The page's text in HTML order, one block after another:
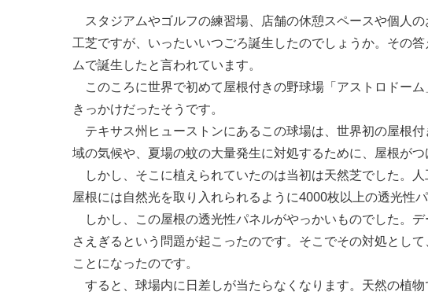
スタジアムやゴルフの練習場、店舗の休憩スペースや個人
工芝ですが、いったいいつごろ誕生したのでしょうか。その
ムで誕生したと言われています。
このころに世界で初めて屋根付きの野球場「アストロドー
きっかけだったそうです。
テキサス州ヒューストンにあるこの球場は、世界初の屋根
域の気候や、夏場の蚊の大量発生に対処するために、屋根がつ
しかし、そこに植えられていたのは当初は天然芝でした。
屋根には自然光を取り入れられるように4000枚以上の透光性
しかし、この屋根の透光性パネルがやっかいものでした。
さえぎるという問題が起こったのです。そこでその対処とし
ことになったのです。
すると、球場内に日差しが当たらなくなります。天然の植